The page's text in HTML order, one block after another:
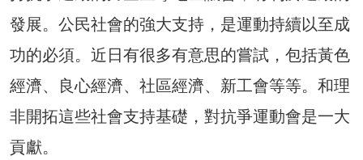
發展。公民社會的強大支持，是運動持續以至成
功的必須。近日有很多有意思的嘗試，包括黃色
經濟、良心經濟、社區經濟、新工會等等。和理
非開拓這些社會支持基礎，對抗爭運動會是一大
貢獻。